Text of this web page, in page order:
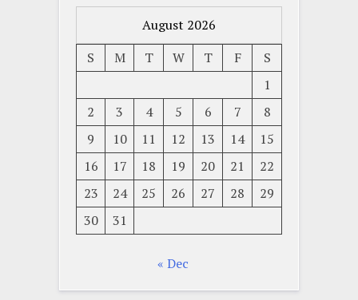
August 2026
S
M T W T F
S
1
2
3 4 5 6 7
8
9
10 11 12 13 14
15
16
17 18 19 20 21
22
23
24 25 26 27 28
29
30
31
« Dec